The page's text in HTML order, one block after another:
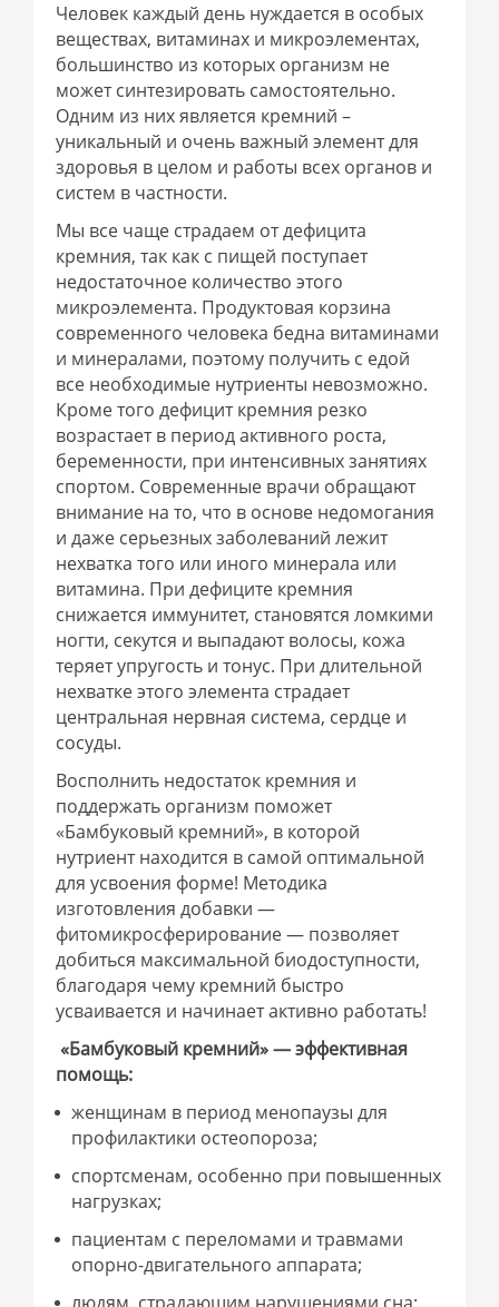
Человек каждый день нуждается в особых
веществах, витаминах и микроэлементах,
большинство из которых организм не
может синтезировать самостоятельно.
Одним из них является кремний –
уникальный и очень важный элемент для
здоровья в целом и работы всех органов и
систем в частности.
Мы все чаще страдаем от дефицита
кремния, так как с пищей поступает
недостаточное количество этого
микроэлемента. Продуктовая корзина
современного человека бедна витаминами
и минералами, поэтому получить с едой
все необходимые нутриенты невозможно.
Кроме того дефицит кремния резко
возрастает в период активного роста,
беременности, при интенсивных занятиях
спортом. Современные врачи обращают
внимание на то, что в основе недомогания
и даже серьезных заболеваний лежит
нехватка того или иного минерала или
витамина. При дефиците кремния
снижается иммунитет, становятся ломкими
ногти, секутся и выпадают волосы, кожа
теряет упругость и тонус. При длительной
нехватке этого элемента страдает
центральная нервная система, сердце и
сосуды.
Восполнить недостаток кремния и
поддержать организм поможет
«Бамбуковый кремний», в которой
нутриент находится в самой оптимальной
для усвоения форме! Методика
изготовления добавки —
фитомикросферирование — позволяет
добиться максимальной биодоступности,
благодаря чему кремний быстро
усваивается и начинает активно работать!
«Бамбуковый кремний» — эффективная
помощь:
женщинам в период менопаузы для
профилактики остеопороза;
спортсменам, особенно при повышенных
нагрузках;
пациентам с переломами и травмами
опорно-двигательного аппарата;